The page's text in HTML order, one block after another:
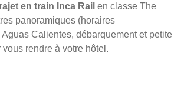
en train Inca Rail en classe The
panoramiques (horaires
Calientes, débarquement et petite
rendre à votre hôtel.